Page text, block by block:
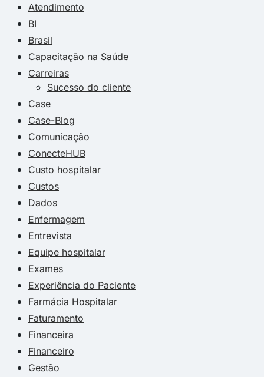
Atendimento
BI
Brasil
Capacitação na Saúde
Carreiras
Sucesso do cliente
Case
Case-Blog
Comunicação
ConecteHUB
Custo hospitalar
Custos
Dados
Enfermagem
Entrevista
Equipe hospitalar
Exames
Experiência do Paciente
Farmácia Hospitalar
Faturamento
Financeira
Financeiro
Gestão